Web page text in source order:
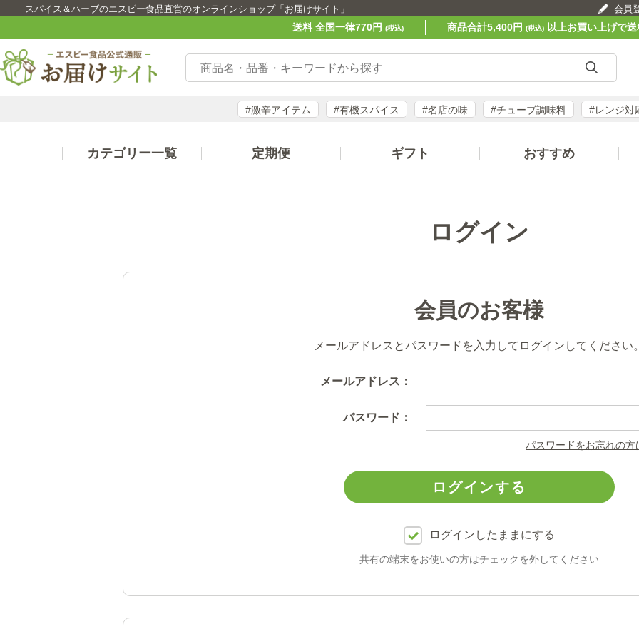
スパイス＆ハーブのエスビー食品直営のオンラインショップ「お届けサイト」 会員
送料 全国一律770円 (税込) 商品合計5,400円 (税込)以上お買い上げで送
#激辛アイテム #有機スパイス #名店の味 #チューブ調味料 #レンジ対
カテゴリー一覧 定期便 ギフト おすすめ
ログイン
会員のお客様
メールアドレスとパスワードを入力してログインしてください。
メールアドレス：
パスワード：
パスワードをお忘れの方
ログインしたままにする
共有の端末をお使いの方はチェックを外してください